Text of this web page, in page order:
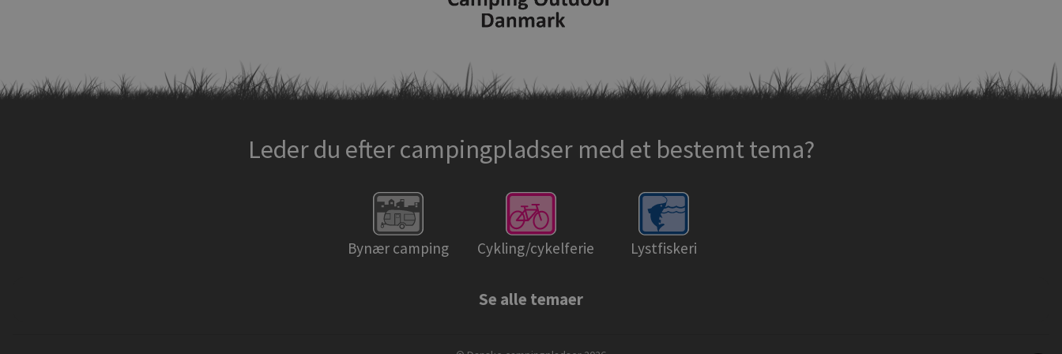
Leder du efter campingpladser med et bestemt tema?
Bynær camping Cykling/cykelferie Lystfiskeri
Se alle temaer